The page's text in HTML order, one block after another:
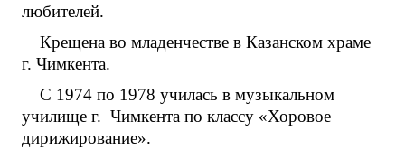
любителей.
Крещена во младенчестве в Казанском храме
г. Чимкента.
С 1974 по 1978 училась в музыкальном
училище г. Чимкента по классу «Хоровое
дирижирование».